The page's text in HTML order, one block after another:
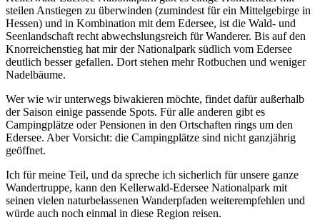
steilen Anstiegen zu überwinden (zumindest für ein Mittelgebirge in
Hessen) und in Kombination mit dem Edersee, ist die Wald- und
Seenlandschaft recht abwechslungsreich für Wanderer. Bis auf den
Knorreichenstieg hat mir der Nationalpark südlich vom Edersee
deutlich besser gefallen. Dort stehen mehr Rotbuchen und weniger
Nadelbäume.
Wer wie wir unterwegs biwakieren möchte, findet dafür außerhalb
der Saison einige passende Spots. Für alle anderen gibt es
Campingplätze oder Pensionen in den Ortschaften rings um den
Edersee. Aber Vorsicht: die Campingplätze sind nicht ganzjährig
geöffnet.
Ich für meine Teil, und da spreche ich sicherlich für unsere ganze
Wandertruppe, kann den Kellerwald-Edersee Nationalpark mit
seinen vielen naturbelassenen Wanderpfaden weiterempfehlen und
würde auch noch einmal in diese Region reisen.